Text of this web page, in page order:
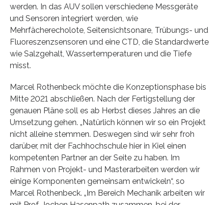
werden. In das AUV sollen verschiedene Messgeräte
und Sensoren integriert werden, wie
Mehrfächerecholote, Seitensichtsonare, Trübungs- und
Fluoreszenzsensoren und eine CTD, die Standardwerte
wie Salzgehalt, Wassertemperaturen und die Tiefe
misst.
Marcel Rothenbeck möchte die Konzeptionsphase bis
Mitte 2021 abschließen. Nach der Fertigstellung der
genauen Pläne soll es ab Herbst dieses Jahres an die
Umsetzung gehen. „Natürlich können wir so ein Projekt
nicht alleine stemmen. Deswegen sind wir sehr froh
darüber, mit der Fachhochschule hier in Kiel einen
kompetenten Partner an der Seite zu haben. Im
Rahmen von Projekt- und Masterarbeiten werden wir
einige Komponenten gemeinsam entwickeln“, so
Marcel Rothenbeck. „Im Bereich Mechanik arbeiten wir